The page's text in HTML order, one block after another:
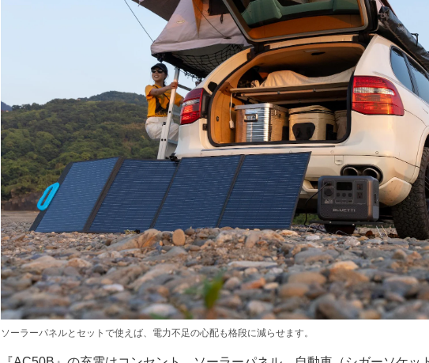
ソーラーパネルとセットで使えば、電力不足の心配も格段に減らせます。